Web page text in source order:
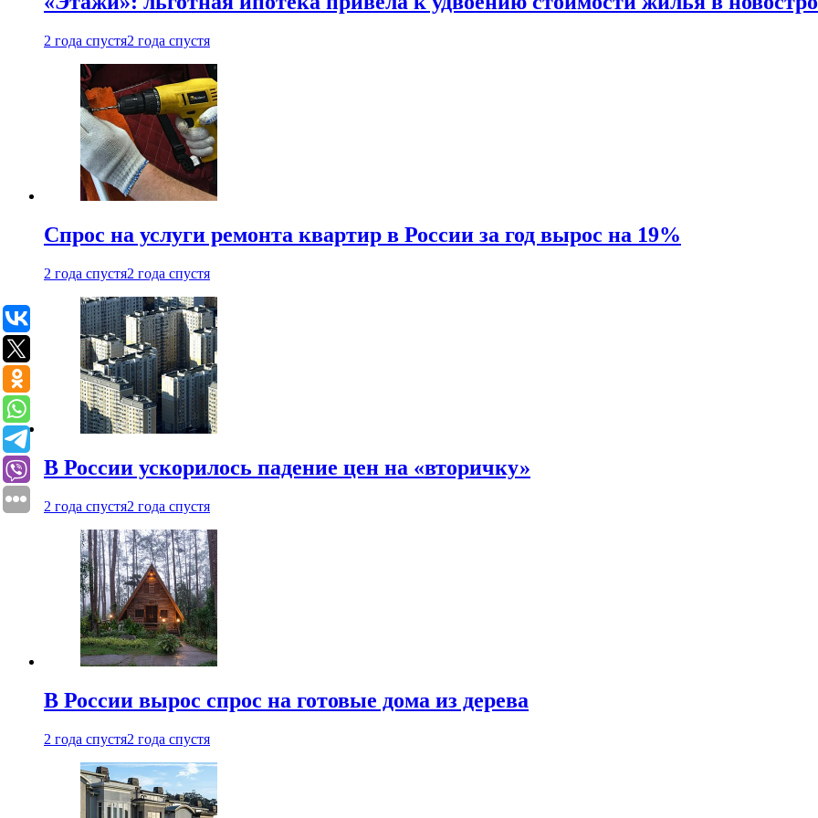
2 года спустя2 года спустя
Спрос на услуги ремонта квартир в России за год вырос на 19%
2 года спустя2 года спустя
В России ускорилось падение цен на «вторичку»
2 года спустя2 года спустя
В России вырос спрос на готовые дома из дерева
2 года спустя2 года спустя